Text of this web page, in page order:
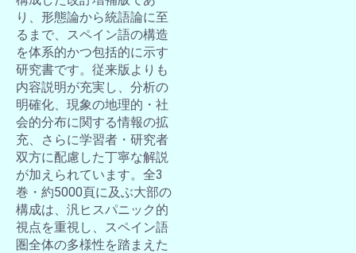
り、形態論から統語論に至
るまで、スペイン語の構造
を体系的かつ包括的に示す
研究書です。従来版よりも
内容説明が充実し、分析の
明確化、現象の地理的・社
会的分布に関する情報の拡
充、さらに学習者・研究者
双方に配慮した丁寧な解説
が加えられています。全3
巻・約5000頁に及ぶ大部の
構成は、汎ヒスパニック的
視点を重視し、スペイン語
圏全体の多様性を踏まえた